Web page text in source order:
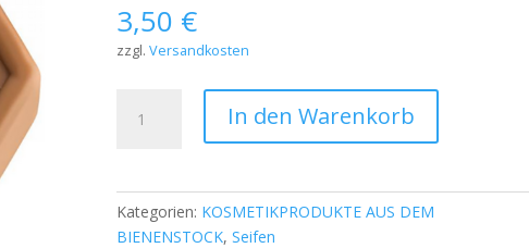
3,50 €
zzgl.Versandkosten
Menge
In den Warenkorb
Kategorien: KOSMETIKPRODUKTE AUS DEM
BIENENSTOCK,Seifen